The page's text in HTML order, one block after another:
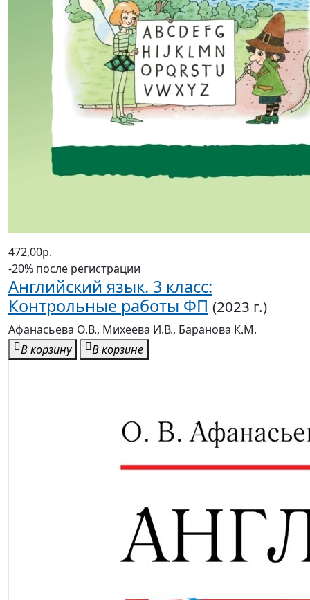
472,00р.
-20% после регистрации
Английский язык. 3 класс:
Контрольные работы ФП (2023 г.)
Афанасьева О.В., Михеева И.В., Баранова К.М.
В корзину
В корзине